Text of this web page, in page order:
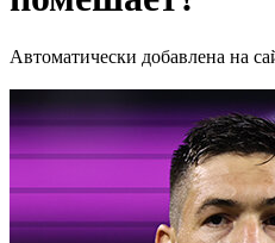
Автоматически добавлена на